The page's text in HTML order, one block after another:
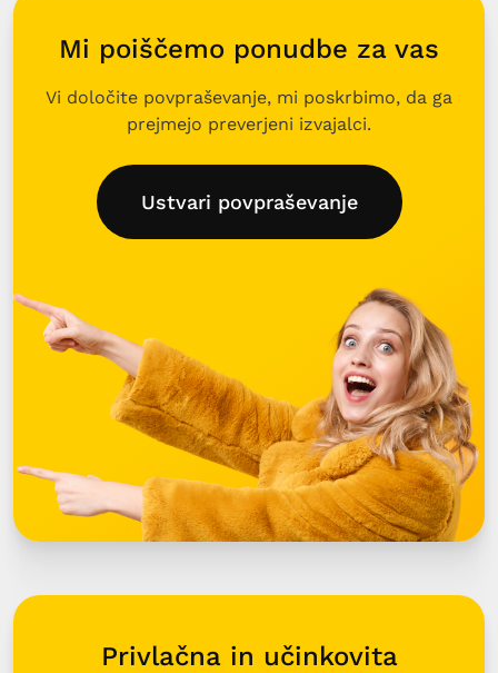
Mi poiščemo ponudbe za vas
Vi določite povpraševanje, mi poskrbimo, da ga
prejmejo preverjeni izvajalci.
Ustvari povpraševanje
Privlačna in učinkovita